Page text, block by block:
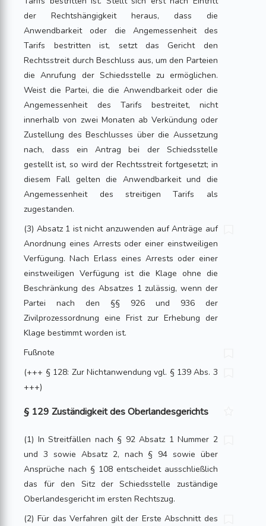
der Rechtshängigkeit heraus, dass die
Anwendbarkeit oder die Angemessenheit des
Tarifs bestritten ist, setzt das Gericht den
Rechtsstreit durch Beschluss aus, um den Parteien
die Anrufung der Schiedsstelle zu ermöglichen.
Weist die Partei, die die Anwendbarkeit oder die
Angemessenheit des Tarifs bestreitet, nicht
innerhalb von zwei Monaten ab Verkündung oder
Zustellung des Beschlusses über die Aussetzung
nach, dass ein Antrag bei der Schiedsstelle
gestellt ist, so wird der Rechtsstreit fortgesetzt; in
diesem Fall gelten die Anwendbarkeit und die
Angemessenheit des streitigen Tarifs als
zugestanden.
(3) Absatz 1 ist nicht anzuwenden auf Anträge auf
Anordnung eines Arrests oder einer einstweiligen
Verfügung. Nach Erlass eines Arrests oder einer
einstweiligen Verfügung ist die Klage ohne die
Beschränkung des Absatzes 1 zulässig, wenn der
Partei nach den §§ 926 und 936 der
Zivilprozessordnung eine Frist zur Erhebung der
Klage bestimmt worden ist.
Fußnote
(+++ § 128: Zur Nichtanwendung vgl. § 139 Abs. 3
+++)
§ 129 Zuständigkeit des Oberlandesgerichts
(1) In Streitfällen nach § 92 Absatz 1 Nummer 2
und 3 sowie Absatz 2, nach § 94 sowie über
Ansprüche nach § 108 entscheidet ausschließlich
das für den Sitz der Schiedsstelle zuständige
Oberlandesgericht im ersten Rechtszug.
(2) Für das Verfahren gilt der Erste Abschnitt des